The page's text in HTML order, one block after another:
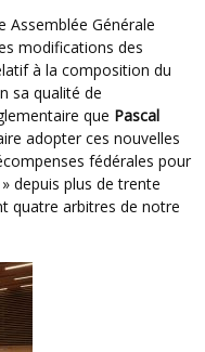
modifications des
à la composition du
sa qualité de
que Pascal
adopter ces nouvelles
fédérales pour
depuis plus de trente
quatre arbitres de notre